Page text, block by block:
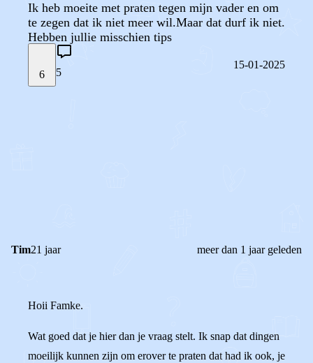
Ik heb moeite met praten tegen mijn vader en om
te zegen dat ik niet meer wil.Maar dat durf ik niet.
Hebben jullie misschien tips
6 5
15-01-2025
Tim21 jaar meer dan 1 jaar geleden
Hoii Famke.
Wat goed dat je hier dan je vraag stelt. Ik snap dat dingen
moeilijk kunnen zijn om erover te praten dat had ik ook, je